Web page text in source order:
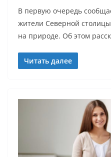
В первую очередь
жители Северной
на природе. Об этом
Читать далее